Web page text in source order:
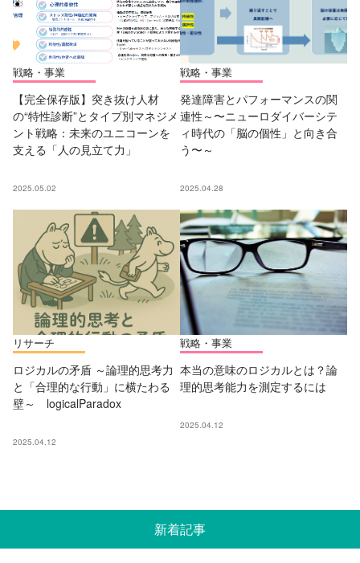
戦略・事業
【完全保存版】突き抜け人材
の“特性診断”とタイプ別マネジメ
ント戦略：未来のユニコーンを
支える「人の見立て力」
2025.05.02
戦略・事業
発達障害とパフォーマンスの関
連性～〜ニューロダイバーシテ
ィ時代の「脳の個性」と向き合
う〜～
2025.04.28
リサーチ
ロジカルの矛盾 ～論理的思考力
と「合理的な行動」に横たわる
壁～ logicalParadox
2025.04.12
戦略・事業
本当の意味のロジカルとは？論
理的思考能力を測定するには
2025.04.12
新着記事